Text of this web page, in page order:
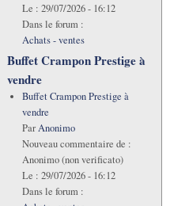
Le : 29/07/2026 - 16:12
Dans le forum :
Achats - ventes
Buffet Crampon Prestige à
vendre
Buffet Crampon Prestige à
vendre
ParAnonimo
Nouveau commentaire de :
Anonimo (non verificato)
Le : 29/07/2026 - 16:12
Dans le forum :